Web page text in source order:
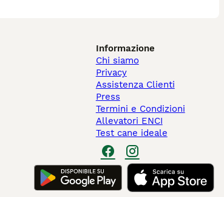
Informazione
Chi siamo
Privacy
Assistenza Clienti
Press
Termini e Condizioni
Allevatori ENCI
Test cane ideale